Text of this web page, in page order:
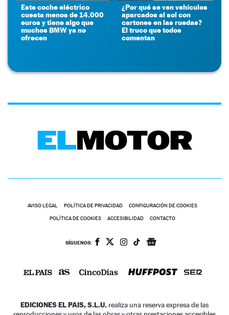
Este coche eléctrico
cuesta menos de 14.000
euros y tiene algo que
muchos BMW ya no
ofrecen
¿Por qué se ven vehículos
aparcados al sol con
cartones en las ruedas?
El truco que todos
comentan
AVISO LEGAL POLÍTICA DE PRIVACIDAD CONFIGURACIÓN DE COOKIES
POLÍTICA DE COOKIES ACCESIBILIDAD CONTACTO
SÍGUENOS:
EDICIONES EL PAIS, S.L.U. realiza una reserva expresa de las